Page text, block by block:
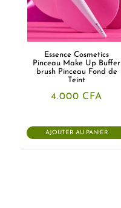
Essence Cosmetics
Pinceau Make Up Buffer
brush Pinceau Fond de
Teint
4.000 CFA
AJOUTER AU PANIER